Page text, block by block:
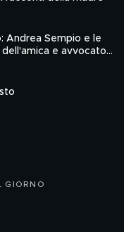
Andrea Sempio e le
e avvocato
GIORNO